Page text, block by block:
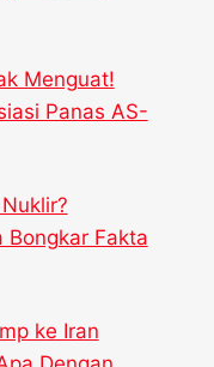
Menguat!
Panas AS-
Bongkar Fakta
ke Iran